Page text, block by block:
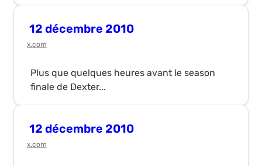
12 décembre 2010
x.com
Plus que quelques heures avant le season
finale de Dexter...
12 décembre 2010
x.com